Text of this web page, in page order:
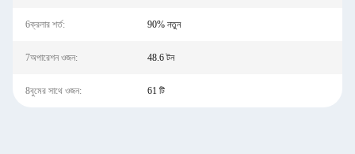
6ক্রলার শর্ত: 90% নতুন
7অপারেশন ওজন: 48.6 টন
8বুমের সাথে ওজন: 61 টি